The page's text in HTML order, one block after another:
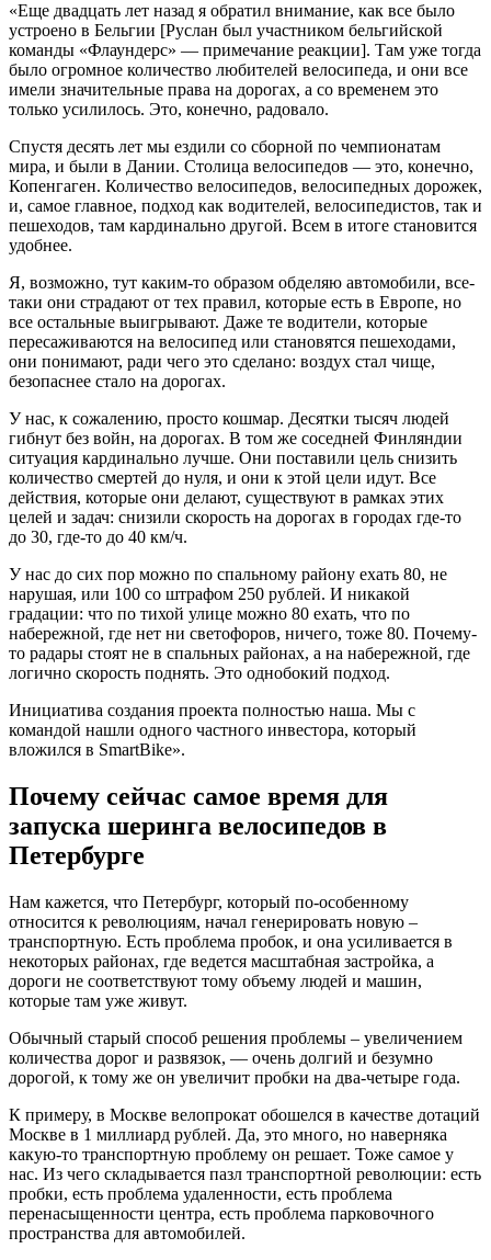
«Еще двадцать лет назад я обратил внимание, как все было
устроено в Бельгии [Руслан был участником бельгийской
команды «Флаундерс» — примечание реакции]. Там уже тогда
было огромное количество любителей велосипеда, и они все
имели значительные права на дорогах, а со временем это
только усилилось. Это, конечно, радовало.
Спустя десять лет мы ездили со сборной по чемпионатам
мира, и были в Дании. Столица велосипедов — это, конечно,
Копенгаген. Количество велосипедов, велосипедных дорожек,
и, самое главное, подход как водителей, велосипедистов, так и
пешеходов, там кардинально другой. Всем в итоге становится
удобнее.
Я, возможно, тут каким-то образом обделяю автомобили, все-
таки они страдают от тех правил, которые есть в Европе, но
все остальные выигрывают. Даже те водители, которые
пересаживаются на велосипед или становятся пешеходами,
они понимают, ради чего это сделано: воздух стал чище,
безопаснее стало на дорогах.
У нас, к сожалению, просто кошмар. Десятки тысяч людей
гибнут без войн, на дорогах. В том же соседней Финляндии
ситуация кардинально лучше. Они поставили цель снизить
количество смертей до нуля, и они к этой цели идут. Все
действия, которые они делают, существуют в рамках этих
целей и задач: снизили скорость на дорогах в городах где-то
до 30, где-то до 40 км/ч.
У нас до сих пор можно по спальному району ехать 80, не
нарушая, или 100 со штрафом 250 рублей. И никакой
градации: что по тихой улице можно 80 ехать, что по
набережной, где нет ни светофоров, ничего, тоже 80. Почему-
то радары стоят не в спальных районах, а на набережной, где
логично скорость поднять. Это однобокий подход.
Инициатива создания проекта полностью наша. Мы с
командой нашли одного частного инвестора, который
вложился в SmartBike».
Почему сейчас самое время для
запуска шеринга велосипедов в
Петербурге
Нам кажется, что Петербург, который по-особенному
относится к революциям, начал генерировать новую –
транспортную. Есть проблема пробок, и она усиливается в
некоторых районах, где ведется масштабная застройка, а
дороги не соответствуют тому объему людей и машин,
которые там уже живут.
Обычный старый способ решения проблемы – увеличением
количества дорог и развязок, — очень долгий и безумно
дорогой, к тому же он увеличит пробки на два-четыре года.
К примеру, в Москве велопрокат обошелся в качестве дотаций
Москве в 1 миллиард рублей. Да, это много, но наверняка
какую-то транспортную проблему он решает. Тоже самое у
нас. Из чего складывается пазл транспортной революции: есть
пробки, есть проблема удаленности, есть проблема
перенасыщенности центра, есть проблема парковочного
пространства для автомобилей.